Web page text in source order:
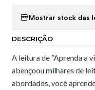
Mostrar stock das
DESCRIÇÃO
A leitura de ”Aprenda a
abençoou milhares de
abordados, você